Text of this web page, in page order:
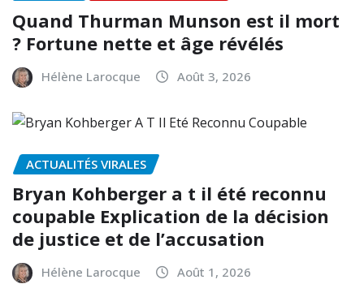
Quand Thurman Munson est il mort
? Fortune nette et âge révélés
Hélène Larocque Août 3, 2026
ACTUALITÉS VIRALES
Bryan Kohberger a t il été reconnu
coupable Explication de la décision
de justice et de l’accusation
Hélène Larocque Août 1, 2026